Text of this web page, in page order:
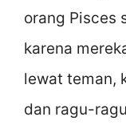
orang Pisces
karena
lewat teman,
dan ragu-